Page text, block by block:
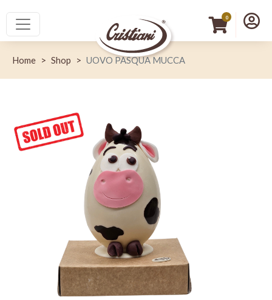
Menù
0
Home Shop UOVO PASQUA MUCCA